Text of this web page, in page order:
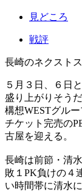
見どころ
戦評
長崎のネクスト
５月３日、６日
盛り上がりそう
構想WESTグル
チケット完売の
古屋を迎える。
長崎は前節・清
敗１PK負けの４
い時間帯に清水